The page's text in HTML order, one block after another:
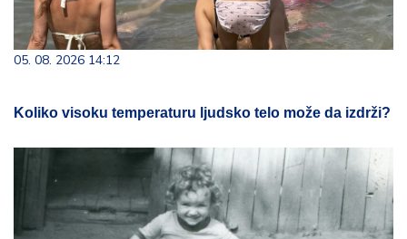
05. 08. 2026 14:12
Koliko visoku temperaturu ljudsko telo može da izdrži?